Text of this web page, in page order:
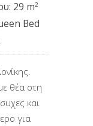
29 m²
Bed
θέα στη
και
για